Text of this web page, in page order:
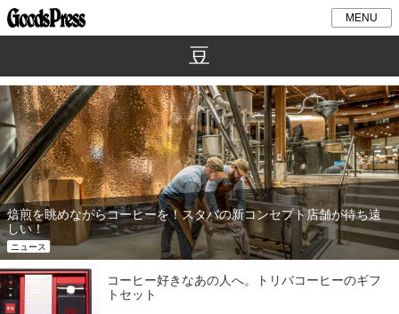
MENU
豆
焙煎を眺めながらコーヒーを！スタバの新コンセプト店舗が待ち遠
しい！
ニュース
コーヒー好きなあの人へ。トリバコーヒーのギフ
トセット